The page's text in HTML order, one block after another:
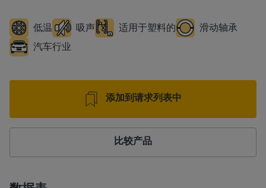
低温 吸声 适用于塑料的
滑动轴承
汽车行业
添加到请求列表中
比较产品